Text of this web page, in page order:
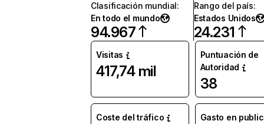
Clasificación mundial:
En todo el mundo
94.967
Rango del país:
Estados Unidos
24.231
Visitas
417,74 mil
Puntuación de
Autoridad
38
Coste del tráfico Gasto en